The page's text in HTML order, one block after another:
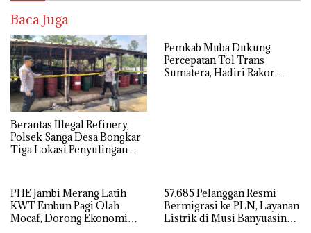
Baca Juga
Berantas Illegal Refinery,
Polsek Sanga Desa Bongkar
Tiga Lokasi Penyulingan
Pemkab Muba Dukung
Percepatan Tol Trans
Sumatera, Hadiri Rakor
PHE Jambi Merang Latih
KWT Embun Pagi Olah
Mocaf, Dorong Ekonomi
57.685 Pelanggan Resmi
Bermigrasi ke PLN, Layanan
Listrik di Musi Banyuasin